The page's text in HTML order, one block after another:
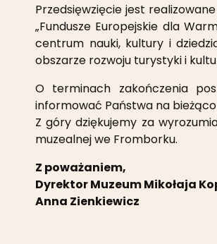
Przedsięwzięcie jest
„Fundusze Europejskie dla
centrum nauki, kultury i
obszarze rozwoju turystyki i
O terminach zakończenia
informować Państwa na
Z góry dziękujemy za
muzealnej we Fromborku.
Z poważaniem,
Dyrektor Muzeum Mikołaja
Anna Zienkiewicz